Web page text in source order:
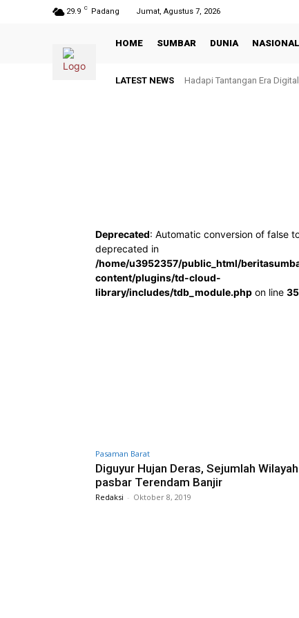
29.9 C Padang Jumat, Agustus 7, 2026
HOME SUMBAR DUNIA NASIONAL
LATEST NEWS Hadapi Tantangan Era
Deprecated: Automatic conversion of false
deprecated in
/home/u3952357/public_html/
content/plugins/td-cloud-
library/includes/tdb_module.php on line
Pasaman Barat
Diguyur Hujan Deras, Sejumlah
pasbar Terendam Banjir
Redaksi - Oktober 8, 2019